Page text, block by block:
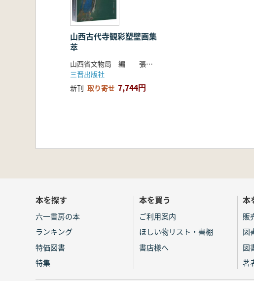
山西古代寺観彩塑壁画集
萃
山西省文物局 編 張明遠 胡文英 杜菁菁 著
三晋出版社
新刊 取り寄せ 7,744円
本を探す
六一書房の本
ランキング
特価図書
特集
本を買う
ご利用案内
ほしい物リスト・書棚
書店様へ
本
販
図
図
著